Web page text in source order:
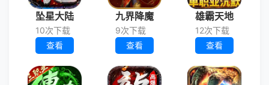
坠星大陆
10次下载
查看
九界降魔
9次下载
查看
雄霸天地
12次下载
查看